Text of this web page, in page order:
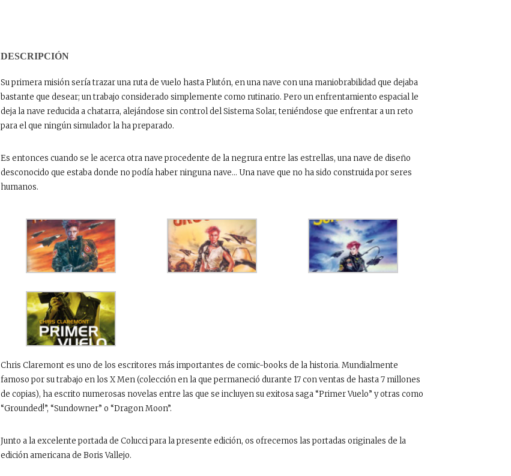
DESCRIPCIÓN
Su primera misión sería trazar una ruta de vuelo hasta Plutón, en una nave con una maniobrabilidad que dejaba
bastante que desear; un trabajo considerado simplemente como rutinario. Pero un enfrentamiento espacial le
deja la nave reducida a chatarra, alejándose sin control del Sistema Solar, teniéndose que enfrentar a un reto
para el que ningún simulador la ha preparado.
Es entonces cuando se le acerca otra nave procedente de la negrura entre las estrellas, una nave de diseño
desconocido que estaba donde no podía haber ninguna nave… Una nave que no ha sido construida por seres
humanos.
Chris Claremont es uno de los escritores más importantes de comic-books de la historia. Mundialmente
famoso por su trabajo en los X Men (colección en la que permaneció durante 17 con ventas de hasta 7 millones
de copias), ha escrito numerosas novelas entre las que se incluyen su exitosa saga “Primer Vuelo” y otras como
“Grounded!”, “Sundowner” o “Dragon Moon”.
Junto a la excelente portada de Colucci para la presente edición, os ofrecemos las portadas originales de la
edición americana de Boris Vallejo.